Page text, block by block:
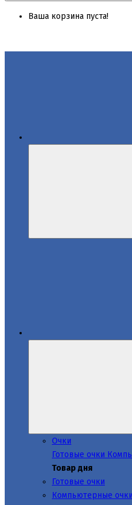
Ваша корзина пуста!
Очки
Готовые очки
Товар дня
Готовые очки
Компьютерные очки